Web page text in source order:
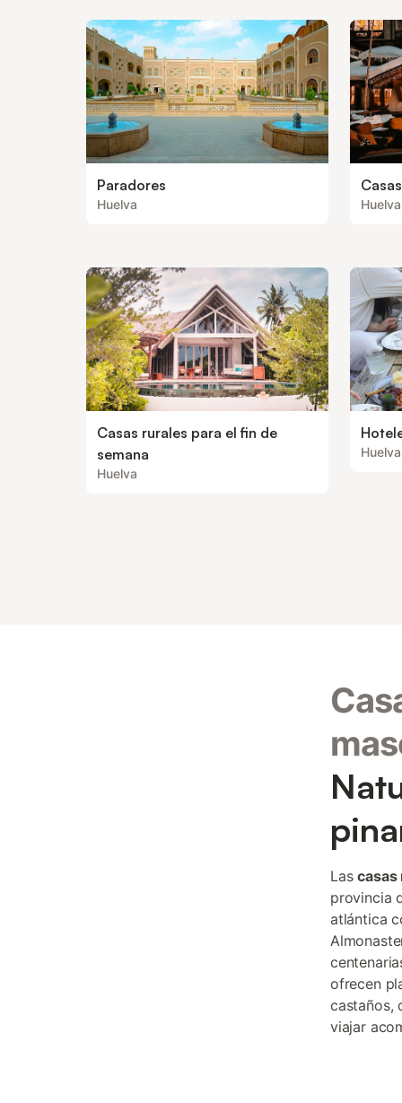
Paradores
Huelva Huelva
Casas rurales para el fin de
semana
Huelva
Huelva
Lascasas
provincia
atlántica
ofrecen
castaños,
viajar